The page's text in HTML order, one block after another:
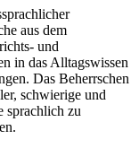
aus dem
und
in das Alltagswissen
Das Beherrschen
schwierige und
sprachlich zu